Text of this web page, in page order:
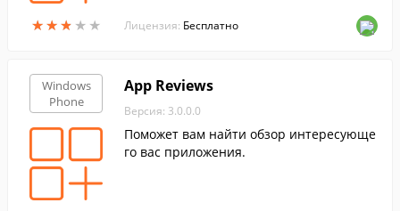
★★★ ★ ★
★★★ ★ ★ Лицензия: Бесплатно
Windows
Phone
App Reviews
Версия: 3.0.0.0
Поможет вам найти обзор интересующе
го вас приложения.